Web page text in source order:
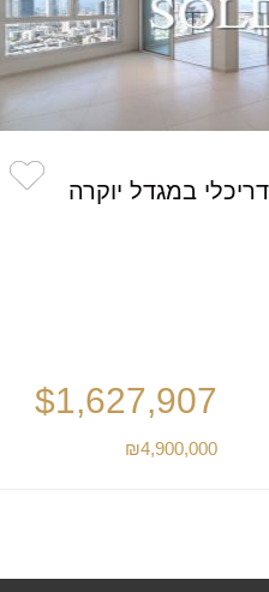
במגדל יוקרה
$1,627,907
₪4,900,000